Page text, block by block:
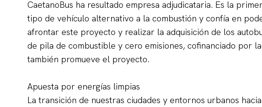
CaetanoBus ha resultado empresa adjudicataria. Es la
tipo de vehículo alternativo a la combustión y confía en
afrontar este proyecto y realizar la adquisición de los
de pila de combustible y cero emisiones, cofinanciado por
también promueve el proyecto.
Apuesta por energías limpias
La transición de nuestras ciudades y entornos urbanos